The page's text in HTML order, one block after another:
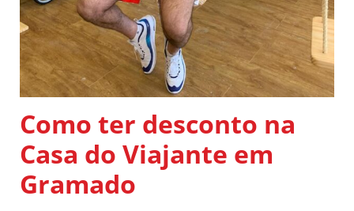
Como ter desconto na
Casa do Viajante em
Gramado